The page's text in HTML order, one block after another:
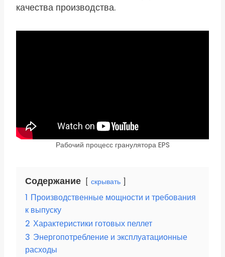
качества производства.
Рабочий процесс гранулятора EPS
Содержание скрывать
1 Производственные мощности и требования
к выпуску
2 Характеристики готовых пеллет
3 Энергопотребление и эксплуатационные
расходы